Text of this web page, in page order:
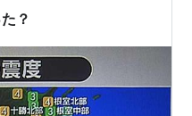
代にあって、核兵器を無
？